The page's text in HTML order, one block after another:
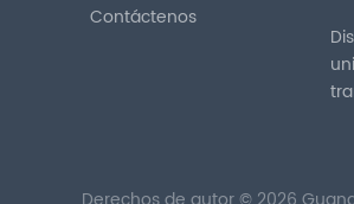
Contáctenos